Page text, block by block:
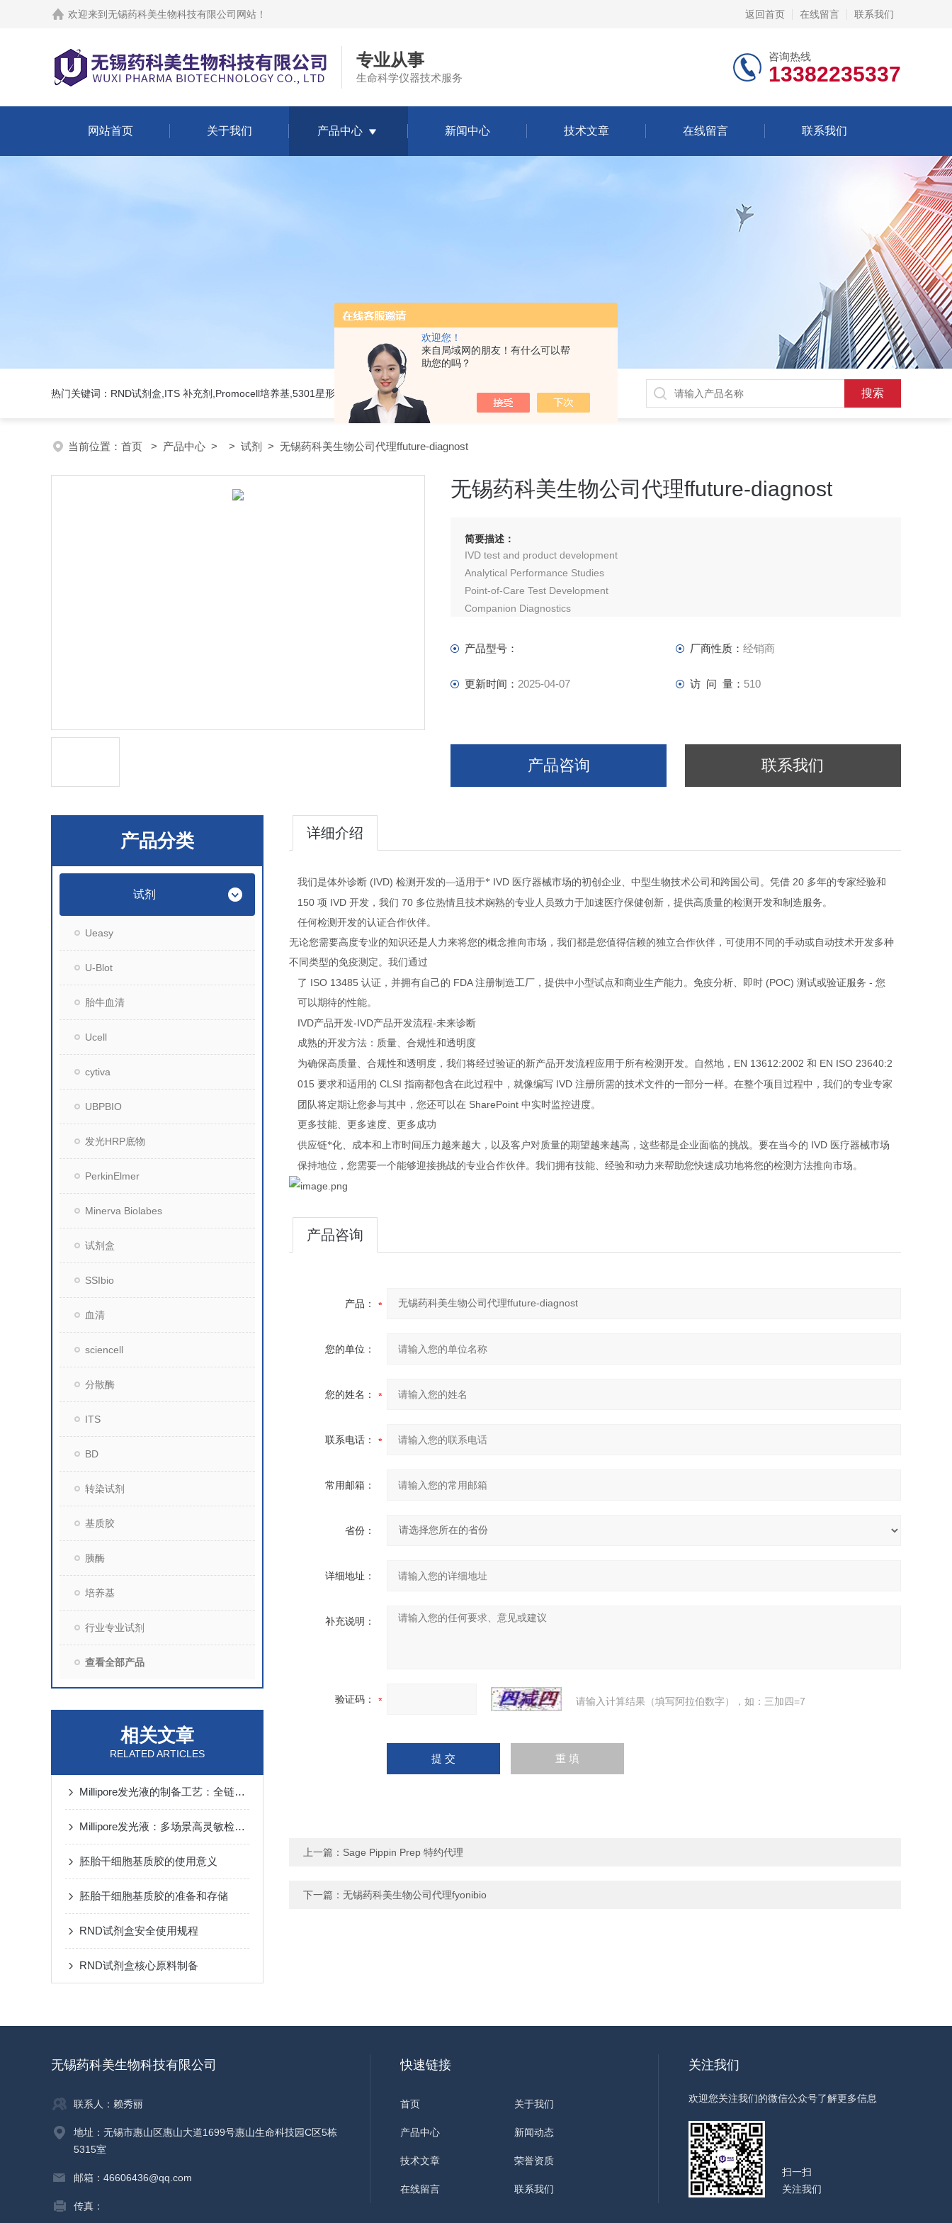
欢迎您！
来自局域网的朋友！有什么可以帮
助您的吗？
欢迎来到 无锡药科美生物科技有限公司网站 ！ 返回首页 在线留言 联系我们
专业从事
生命科学仪器技术服务
咨询热线
13382235337
网站首页 关于我们 产品中心 新闻中心 技术文章 在线留言 联系我们
热门关键词：RND试剂盒,ITS 补充剂,Promocell培养基,5301星形细胞培养基
当前位置： 首页 > 产品中心 > > 试剂 > 无锡药科美生物公司代理ffuture-diagnost
无锡药科美生物公司代理ffuture-diagnost
简要描述：
IVD test and product development
Analytical Performance Studies
Point-of-Care Test Development
Companion Diagnostics
产品型号： 厂商性质： 经销商
更新时间： 2025-04-07 访 问 量： 510
产品咨询 联系我们
产品分类
试剂
Ueasy
U-Blot
胎牛血清
Ucell
cytiva
UBPBIO
发光HRP底物
PerkinElmer
Minerva Biolabes
试剂盒
SSIbio
血清
sciencell
分散酶
ITS
BD
转染试剂
基质胶
胰酶
培养基
行业专业试剂
查看全部产品
相关文章
RELATED ARTICLES
Millipore发光液的制备工艺：全链路质控保障检测性能稳定
Millipore发光液：多场景高灵敏检测的核心试剂支撑
胚胎干细胞基质胶的使用意义
胚胎干细胞基质胶的准备和存储
RND试剂盒安全使用规程
RND试剂盒核心原料制备
详细介绍
我们是体外诊断 (IVD) 检测开发的—适用于* IVD 医疗器械市场的初创企业、中型生物技术公司和跨国公司。凭借 20 多年的专家经验和
150 项 IVD 开发，我们 70 多位热情且技术娴熟的专业人员致力于加速医疗保健创新，提供高质量的检测开发和制造服务。
任何检测开发的认证合作伙伴。
无论您需要高度专业的知识还是人力来将您的概念推向市场，我们都是您值得信赖的独立合作伙伴，可使用不同的手动或自动技术开发多种
不同类型的免疫测定。我们通过
了 ISO 13485 认证，并拥有自己的 FDA 注册制造工厂，提供中小型试点和商业生产能力。免疫分析、即时 (POC) 测试或验证服务 - 您
可以期待的性能。
IVD产品开发-IVD产品开发流程-未来诊断
成熟的开发方法：质量、合规性和透明度
为确保高质量、合规性和透明度，我们将经过验证的新产品开发流程应用于所有检测开发。自然地， EN 13612:2002 和 EN ISO 23640:2
015 要求和适用的 CLSI 指南都包含在此过程中，就像编写 IVD 注册所需的技术文件的一部分一样。在整个项目过程中，我们的专业专家
团队将定期让您参与其中，您还可以在 SharePoint 中实时监控进度。
更多技能、更多速度、更多成功
供应链*化、成本和上市时间压力越来越大，以及客户对质量的期望越来越高，这些都是企业面临的挑战。要在当今的 IVD 医疗器械市场
保持地位，您需要一个能够迎接挑战的专业合作伙伴。我们拥有技能、经验和动力来帮助您快速成功地将您的检测方法推向市场。
产品咨询
产品：
您的单位：
您的姓名：
联系电话：
常用邮箱：
省份：
详细地址：
补充说明：
验证码： 请输入计算结果（填写阿拉伯数字），如：三加四=7
上一篇： Sage Pippin Prep 特约代理
下一篇： 无锡药科美生物公司代理fyonibio
无锡药科美生物科技有限公司
联系人：赖秀丽
地址：无锡市惠山区惠山大道1699号惠山生命科技园C区5栋
5315室
邮箱：46606436@qq.com
传真：
快速链接
首页 关于我们
产品中心 新闻动态
技术文章 荣誉资质
在线留言 联系我们
关注我们
欢迎您关注我们的微信公众号了解更多信息
扫一扫
关注我们